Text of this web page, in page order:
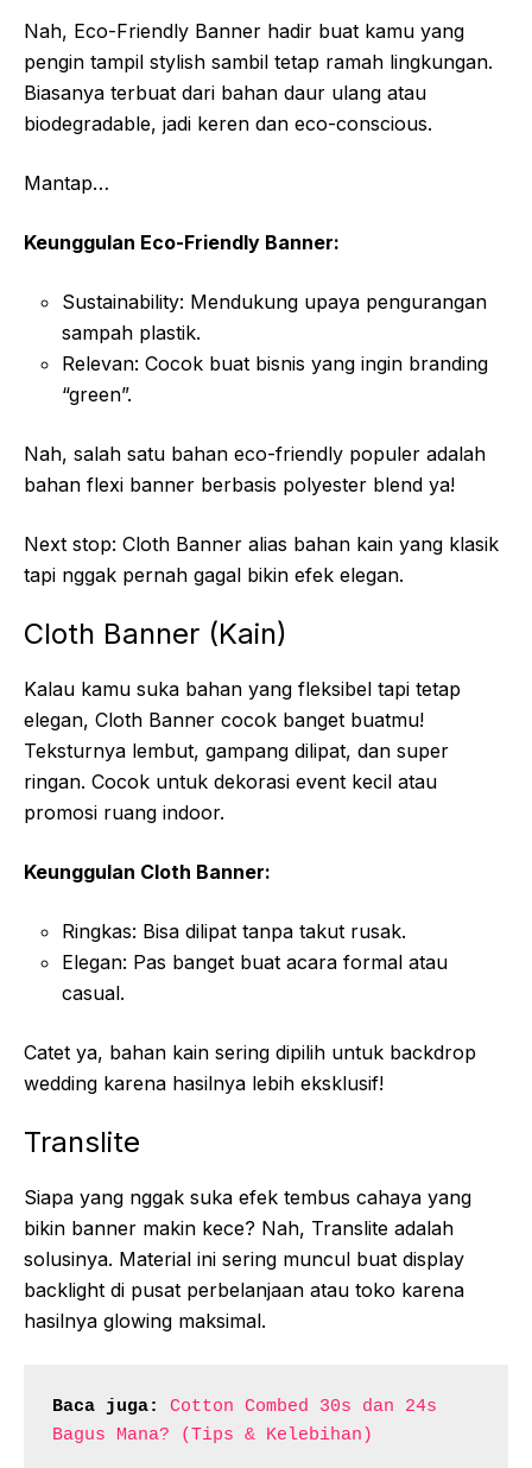
Nah, Eco-Friendly Banner hadir buat kamu yang
pengin tampil stylish sambil tetap ramah lingkungan.
Biasanya terbuat dari bahan daur ulang atau
biodegradable, jadi keren dan eco-conscious.
Mantap…
Keunggulan Eco-Friendly Banner:
Sustainability: Mendukung upaya pengurangan
sampah plastik.
Relevan: Cocok buat bisnis yang ingin branding
“green”.
Nah, salah satu bahan eco-friendly populer adalah
bahan flexi banner berbasis polyester blend ya!
Next stop: Cloth Banner alias bahan kain yang klasik
tapi nggak pernah gagal bikin efek elegan.
Cloth Banner (Kain)
Kalau kamu suka bahan yang fleksibel tapi tetap
elegan, Cloth Banner cocok banget buatmu!
Teksturnya lembut, gampang dilipat, dan super
ringan. Cocok untuk dekorasi event kecil atau
promosi ruang indoor.
Keunggulan Cloth Banner:
Ringkas: Bisa dilipat tanpa takut rusak.
Elegan: Pas banget buat acara formal atau
casual.
Catet ya, bahan kain sering dipilih untuk backdrop
wedding karena hasilnya lebih eksklusif!
Translite
Siapa yang nggak suka efek tembus cahaya yang
bikin banner makin kece? Nah, Translite adalah
solusinya. Material ini sering muncul buat display
backlight di pusat perbelanjaan atau toko karena
hasilnya glowing maksimal.
Baca juga:
Cotton Combed 30s dan 24s
Bagus Mana? (Tips & Kelebihan)